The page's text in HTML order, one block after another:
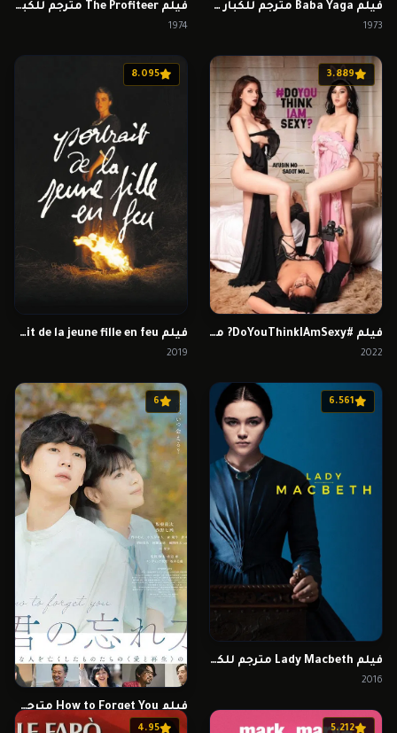
فيلم Baba Yaga مترجم للكبار فقط
1973
فيلم The Profiteer مترجم للكبار فقط
1974
3.889
فيلم #DoYouThinkIAmSexy? مترجم للكبار فقط
2022
8.095
فيلم Portrait de la jeune fille en feu مترجم للكبار فقط
2019
6.561
فيلم Lady Macbeth مترجم للكبار فقط
2016
6
فيلم How to Forget You مترجم اون لاين
2025 5.212
4.95